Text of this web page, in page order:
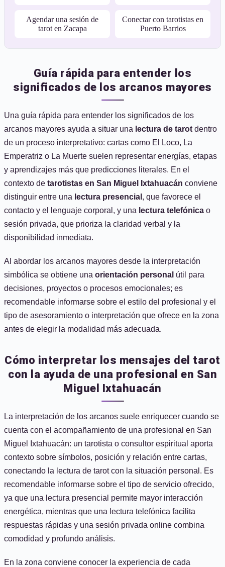
Agendar una sesión de
tarot en Zacapa
Conectar con tarotistas en
Puerto Barrios
Guía rápida para entender los
significados de los arcanos mayores
Una guía rápida para entender los significados de los
arcanos mayores ayuda a situar una lectura de tarot dentro
de un proceso interpretativo: cartas como El Loco, La
Emperatriz o La Muerte suelen representar energías, etapas
y aprendizajes más que predicciones literales. En el
contexto de tarotistas en San Miguel Ixtahuacán conviene
distinguir entre una lectura presencial , que favorece el
contacto y el lenguaje corporal, y una lectura telefónica o
sesión privada, que prioriza la claridad verbal y la
disponibilidad inmediata.
Al abordar los arcanos mayores desde la interpretación
simbólica se obtiene una orientación personal útil para
decisiones, proyectos o procesos emocionales; es
recomendable informarse sobre el estilo del profesional y el
tipo de asesoramiento o interpretación que ofrece en la zona
antes de elegir la modalidad más adecuada.
Cómo interpretar los mensajes del tarot
con la ayuda de una profesional en San
Miguel Ixtahuacán
La interpretación de los arcanos suele enriquecer cuando se
cuenta con el acompañamiento de una profesional en San
Miguel Ixtahuacán: un tarotista o consultor espiritual aporta
contexto sobre símbolos, posición y relación entre cartas,
conectando la lectura de tarot con la situación personal. Es
recomendable informarse sobre el tipo de servicio ofrecido,
ya que una lectura presencial permite mayor interacción
energética, mientras que una lectura telefónica facilita
respuestas rápidas y una sesión privada online combina
comodidad y profundo análisis.
En la zona conviene conocer la experiencia de cada